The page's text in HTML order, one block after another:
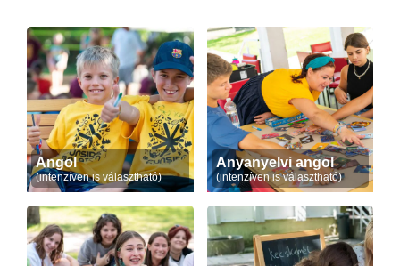
Angol
(intenzíven is választható)
Anyanyelvi angol
(intenzíven is választható)